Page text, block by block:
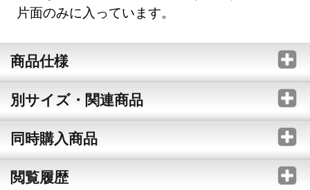
片面のみに入っています。
商品仕様
別サイズ・関連商品
同時購入商品
閲覧履歴